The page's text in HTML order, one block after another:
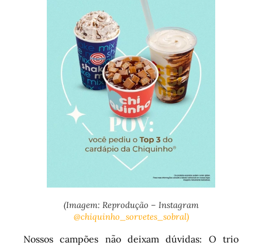
(Imagem: Reprodução – Instagram
@chiquinho_sorvetes_sobral)
Nossos campões não deixam dúvidas: O trio